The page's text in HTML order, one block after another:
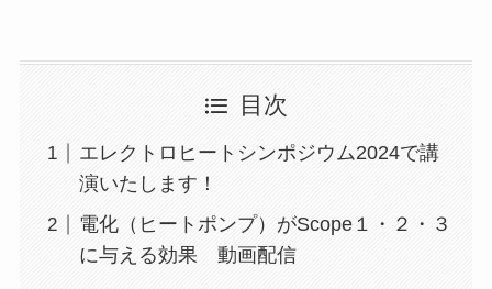
目次
エレクトロヒートシンポジウム2024で講
演いたします！
電化（ヒートポンプ）がScope１・２・３
に与える効果 動画配信